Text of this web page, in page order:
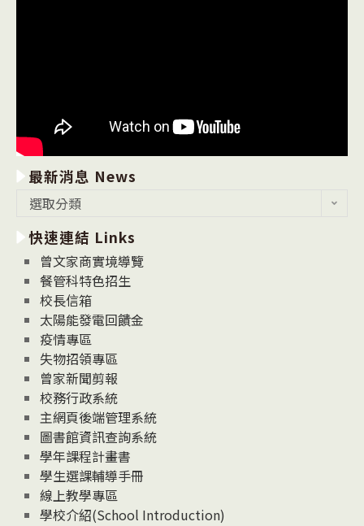
最新消息 News
消
息
News
選取分類
快速連結 Links
曾文家商實境導覽
餐管科特色招生
校長信箱
太陽能發電回饋金
疫情專區
失物招領專區
曾家新聞剪報
校務行政系統
主網頁後端管理系統
圖書館資訊查詢系統
學年課程計畫書
學生選課輔導手冊
線上教學專區
學校介紹(School Introduction)